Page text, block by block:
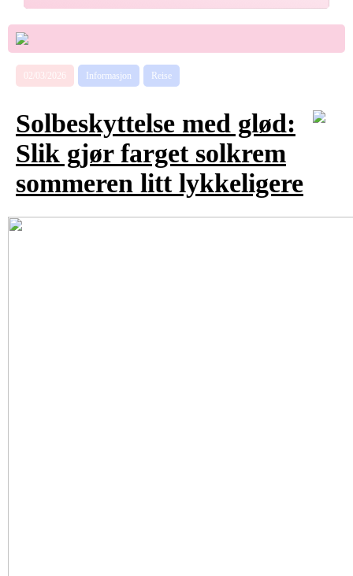
02/03/2026 Informasjon Reise
Solbeskyttelse med glød:
Slik gjør farget solkrem
sommeren litt lykkeligere